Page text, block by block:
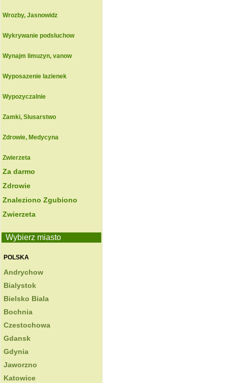
Wrozby, Jasnowidz
Wykrywanie podsluchow
Wynajm limuzyn, vanow
Wyposazenie lazienek
Wypozyczalnie
Zamki, Slusarstwo
Zdrowie, Medycyna
Zwierzeta
Za darmo
Zdrowie
Znaleziono Zgubiono
Zwierzeta
Wybierz miasto
POLSKA
Andrychow
Bialystok
Bielsko Biala
Bochnia
Czestochowa
Gdansk
Gdynia
Jaworzno
Katowice